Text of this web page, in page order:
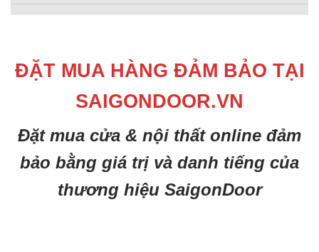
ĐẶT MUA HÀNG ĐẢM BẢO TẠI
SAIGONDOOR.VN
Đặt mua cửa & nội thất online đảm
bảo bằng giá trị và danh tiếng của
thương hiệu SaigonDoor